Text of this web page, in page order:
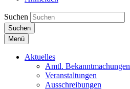
Suchen
Suchen
Menü
Aktuelles
Amtl. Bekanntmachungen
Veranstaltungen
Ausschreibungen